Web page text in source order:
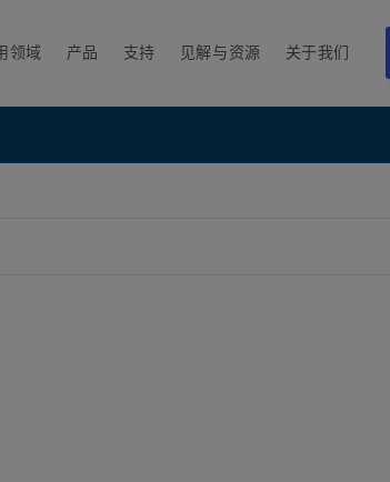
领域 产品 支持 见解与资源 关于我们